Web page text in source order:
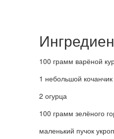
100 грамм варёной
1 небольшой
2 огурца
100 грамм зелёного
маленький пучок